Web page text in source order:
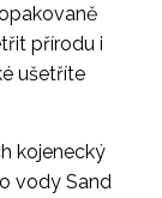
přírodu i
ušetříte
kojenecký
vody Sand